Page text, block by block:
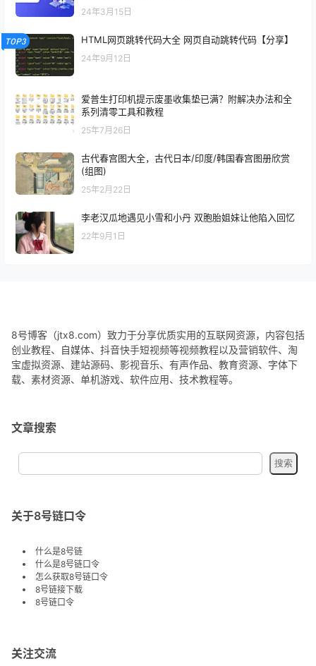
24年3月15日
TOP3 HTML网页跳转代码大全 网页自动跳转代码【分享】
24年9月12日
爱普生打印机提示废墨收集垫已满？附解决办法和全
系列清零工具和教程
25年7月26日
古代春宫图大全，古代日本/印度/韩国春宫图册欣赏
(组图)
25年2月22日
李老汉瓜地遇见小雪和小丹 双胞胎姐妹让他陷入回忆
22年9月1日
8号博客（jtx8.com）致力于分享优质实用的互联网资源，内容包括
创业教程、自媒体、抖音快手短视频等视频教程以及营销软件、淘
宝虚拟资源、建站源码、影视音乐、有声作品、教育资源、字体下
载、素材资源、单机游戏、软件应用、技术教程等。
文章搜索
关于8号链口令
什么是8号链
什么是8号链口令
怎么获取8号链口令
8号链接下载
8号链口令
关注交流